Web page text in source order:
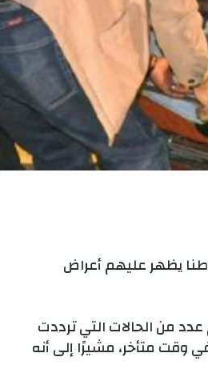
الإبراهيمية المركزي بالشرقية، اليوم، 25 مواطنا يظهر عليهم أعراض
من الحالات التي ترددت
متأخر، مشيرًا إلى أنه